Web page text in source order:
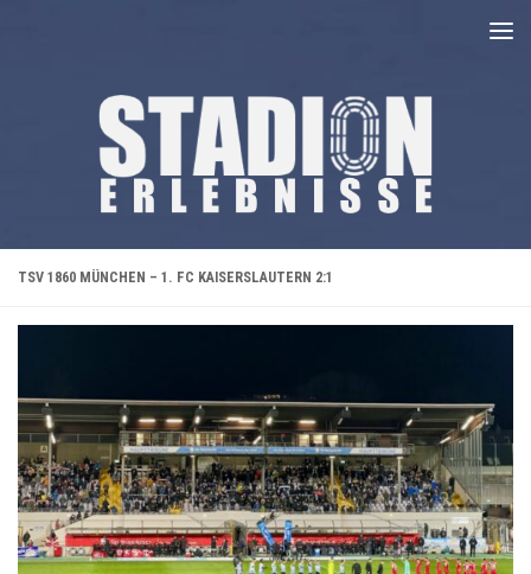
TSV 1860 MÜNCHEN – 1. FC KAISERSLAUTERN 2:1